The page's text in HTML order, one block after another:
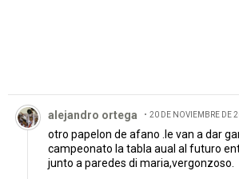
Comentario de alejandro ortega.
alejandro ortega 20 DE NOVIEMBRE DE
otro papelon de afano .le van a dar
campeonato la tabla aual al futuro
junto a paredes di maria,vergonzoso.